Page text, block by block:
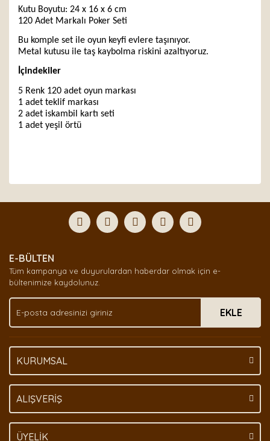
Kutu Boyutu: 24 x 16 x 6 cm
120 Adet Markalı Poker Seti
Bu komple set ile oyun keyfi evlere taşınıyor.
Metal kutusu ile taş kaybolma riskini azaltıyoruz.
İçindekiler
5 Renk 120 adet oyun markası
1 adet teklif markası
2 adet iskambil kartı seti
1 adet yeşil örtü
Yorum Yaz
formunu kullanarak tarafımıza iletebilirsiniz.
Görüş ve önerileriniz için teşekkür ederiz.
Ürün açıklamasında eksik bilgiler bulunuyor.
Ürün bilgilerinde hatalar bulunuyor.
Bu ürüne benzer farklı alternatifler olmalı.
E-BÜLTEN
Tüm kampanya ve duyurulardan haberdar olmak için e-
bültenimize kaydolunuz.
EKLE
KURUMSAL
ALIŞVERİŞ
ÜYELİK